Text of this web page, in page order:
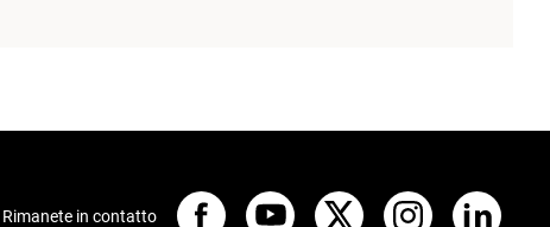
Rimanete in contatto